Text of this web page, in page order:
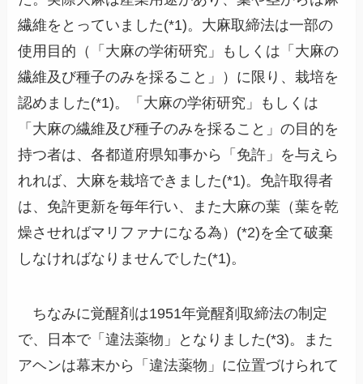
繊維をとっていました(*1)。大麻取締法は一部の
使用目的（「大麻の学術研究」もしくは「大麻の
繊維及び種子のみを採ること」）に限り、栽培を
認めました(*1)。「大麻の学術研究」もしくは
「大麻の繊維及び種子のみを採ること」の目的を
持つ者は、各都道府県知事から「免許」を与えら
れれば、大麻を栽培できました(*1)。免許取得者
は、免許更新を毎年行い、また大麻の葉（葉を乾
燥させればマリファナになる為）(*2)を全て破棄
しなければなりませんでした(*1)。
ちなみに覚醒剤は1951年覚醒剤取締法の制定
で、日本で「違法薬物」となりました(*3)。また
アヘンは幕末から「違法薬物」に位置づけられて